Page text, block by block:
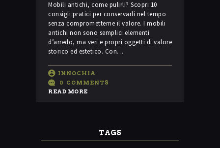
Mobili antichi, come pulirli? Scopri 10
consigli pratici per conservarli nel tempo
senza comprometterne il valore. I mobili
antichi non sono semplici elementi
d’arredo, ma veri e propri oggetti di valore
storico ed estetico. Con…
INNOCHIA
0 COMMENTS
READ MORE
TAGS